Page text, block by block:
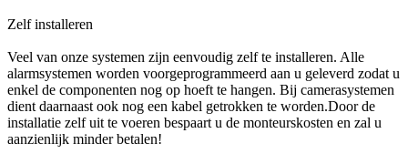
Zelf installeren
Veel van onze systemen zijn eenvoudig zelf te installeren. Alle
alarmsystemen worden voorgeprogrammeerd aan u geleverd zodat u
enkel de componenten nog op hoeft te hangen. Bij camerasystemen
dient daarnaast ook nog een kabel getrokken te worden.Door de
installatie zelf uit te voeren bespaart u de monteurskosten en zal u
aanzienlijk minder betalen!